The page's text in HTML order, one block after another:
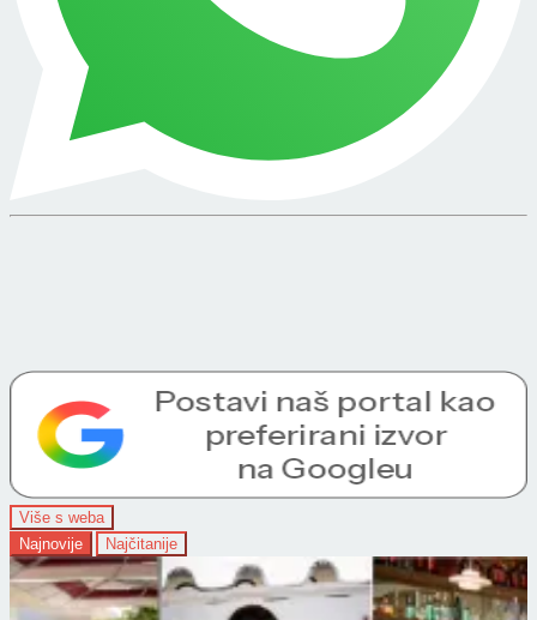
Više s weba
Najnovije
Najčitanije